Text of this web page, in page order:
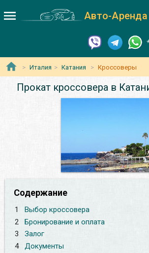
Авто-Аренда
Италия Катания Кроссоверы
Прокат кроссовера в
Содержание
1
Выбор кроссовера
2
Бронирование и оплата
3
Залог
4
Документы